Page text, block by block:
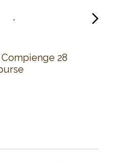
28​